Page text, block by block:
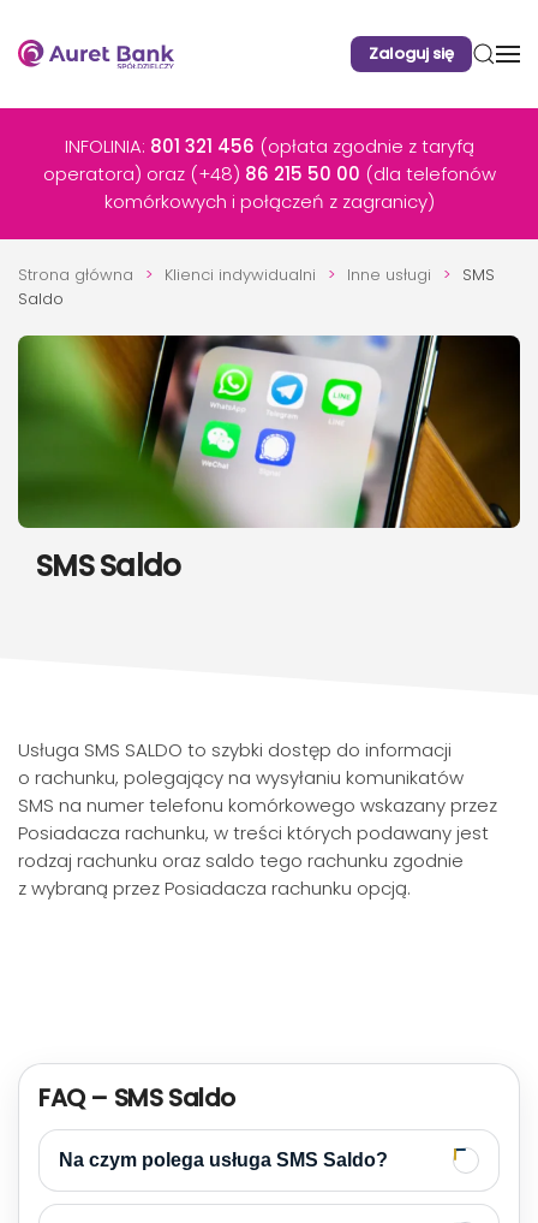
Przejdź do głównej treści
Zaloguj się
INFOLINIA: 801 321 456 (opłata zgodnie z taryfą
operatora) oraz (+48) 86 215 50 00 (dla telefonów
komórkowych i połączeń z zagranicy)
Strona główna Klienci indywidualni Inne usługi
SMS
Saldo
SMS Saldo
Usługa SMS SALDO to szybki dostęp do informacji
o rachunku, polegający na wysyłaniu komunikatów
SMS na numer telefonu komórkowego wskazany przez
Posiadacza rachunku, w treści których podawany jest
rodzaj rachunku oraz saldo tego rachunku zgodnie
z wybraną przez Posiadacza rachunku opcją.
FAQ – SMS Saldo
Na czym polega usługa SMS Saldo?